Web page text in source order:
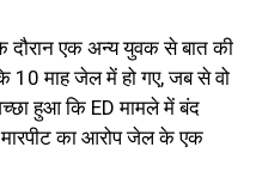
दौरान एक अन्य युवक से बात की
10 माह जेल में हो गए, जब से वो
हुआ कि ED मामले में बंद
मारपीट का आरोप जेल के एक